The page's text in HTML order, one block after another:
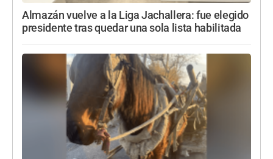
Almazán vuelve a la Liga Jachallera: fue elegido
presidente tras quedar una sola lista habilitada